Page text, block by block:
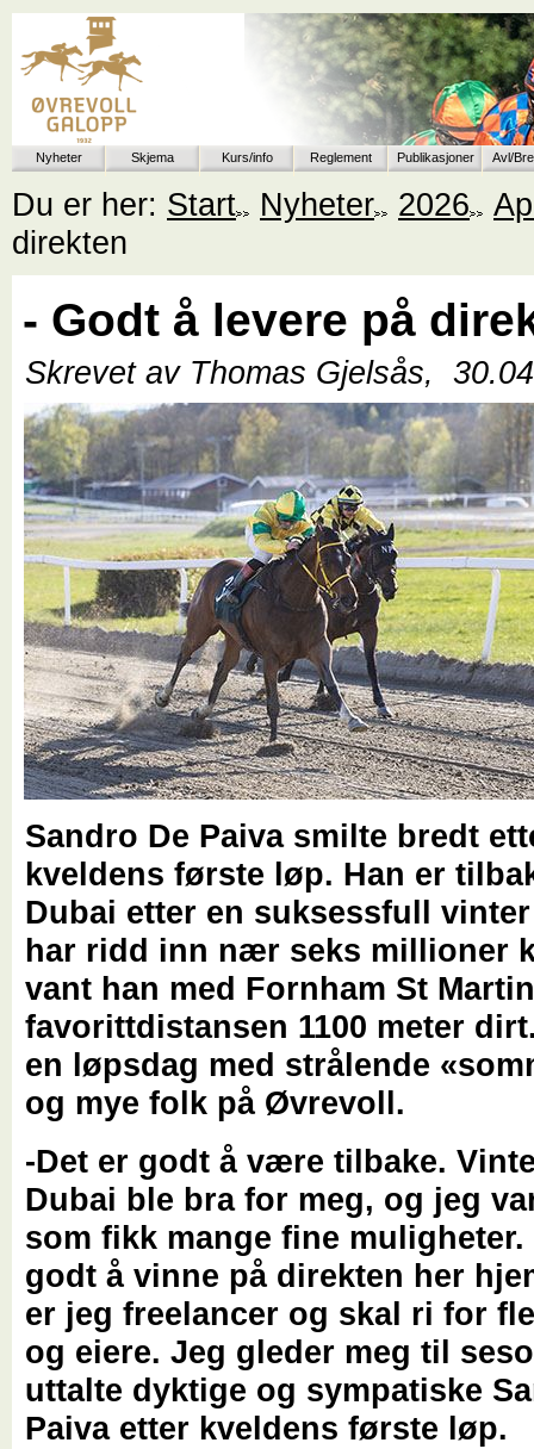
Nyheter Skjema Kurs/info Reglement Publikasjoner Avl/
Du er her: Start Nyheter 2026
direkten
- Godt å levere på
Skrevet av Thomas Gjelsås,
Sandro De Paiva smilte bredt
kveldens første løp. Han er
Dubai etter en suksessfull
har ridd inn nær seks millioner
vant han med Fornham St
favorittdistansen 1100 meter
en løpsdag med strålende
og mye folk på Øvrevoll.
-Det er godt å være tilbake.
Dubai ble bra for meg, og jeg
som fikk mange fine muligheter.
godt å vinne på direkten her
er jeg freelancer og skal ri for
og eiere. Jeg gleder meg til
uttalte dyktige og sympatiske
Paiva etter kveldens første løp.